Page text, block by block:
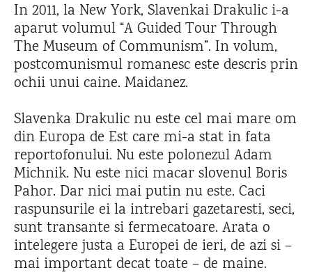
In 2011, la New York, Slavenkai Drakulic i-a
aparut volumul “A Guided Tour Through
The Museum of Communism”. In volum,
postcomunismul romanesc este descris prin
ochii unui caine. Maidanez.
Slavenka Drakulic nu este cel mai mare om
din Europa de Est care mi-a stat in fata
reportofonului. Nu este polonezul Adam
Michnik. Nu este nici macar slovenul Boris
Pahor. Dar nici mai putin nu este. Caci
raspunsurile ei la intrebari gazetaresti, seci,
sunt transante si fermecatoare. Arata o
intelegere justa a Europei de ieri, de azi si –
mai important decat toate – de maine.